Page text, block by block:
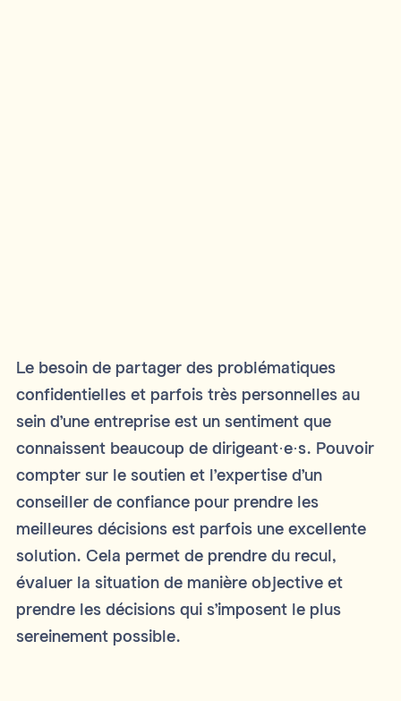
Le besoin de partager des problématiques
confidentielles et parfois très personnelles au
sein d’une entreprise est un sentiment que
connaissent beaucoup de dirigeant·e·s. Pouvoir
compter sur le soutien et l’expertise d’un
conseiller de confiance pour prendre les
meilleures décisions est parfois une excellente
solution. Cela permet de prendre du recul,
évaluer la situation de manière objective et
prendre les décisions qui s’imposent le plus
sereinement possible.